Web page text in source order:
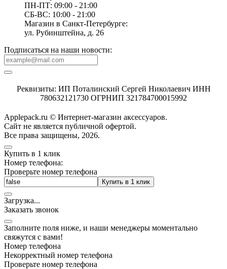
ПН-ПТ: 09:00 - 21:00
СБ-ВС: 10:00 - 21:00
Магазин в Санкт-Петербурге:
ул. Рубинштейна, д. 26
Подписаться на наши новости:
Реквизиты: ИП Поталинский Сергей Николаевич ИНН
780632121730 ОГРНИП 321784700015992
Applepack.ru © Интернет-магазин аксессуаров.
Cайт не является публичной офертой.
Все права защищены, 2026.
Купить в 1 клик
Номер телефона:
Проверьте номер телефона
Купить в 1 клик
Загрузка...
Заказать звонок
Заполните поля ниже, и наши менеджеры моментально
свяжутся с вами!
Номер телефона
Некорректный номер телефона
Проверьте номер телефона